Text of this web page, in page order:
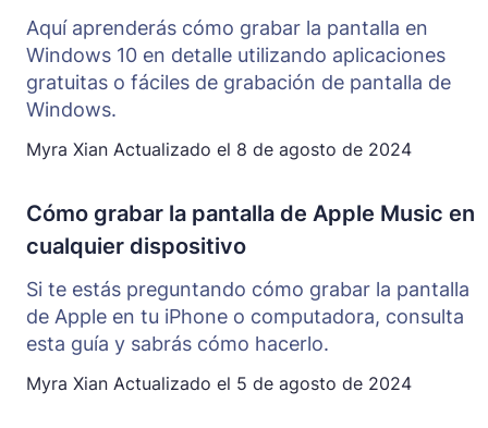
Aquí aprenderás cómo grabar la pantalla en
Windows 10 en detalle utilizando aplicaciones
gratuitas o fáciles de grabación de pantalla de
Windows.
Myra Xian Actualizado el 8 de agosto de 2024
Cómo grabar la pantalla de Apple Music en
cualquier dispositivo
Si te estás preguntando cómo grabar la pantalla
de Apple en tu iPhone o computadora, consulta
esta guía y sabrás cómo hacerlo.
Myra Xian Actualizado el 5 de agosto de 2024